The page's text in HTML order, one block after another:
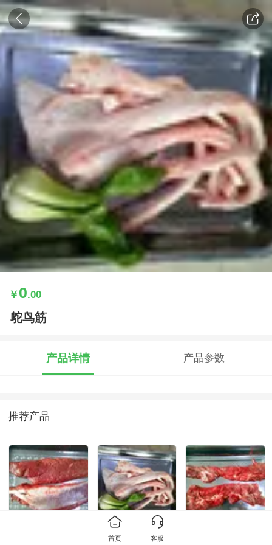
￥ 0.00
鸵鸟筋
产品详情 产品参数
推荐产品
鸵鸟筋
首页 客服